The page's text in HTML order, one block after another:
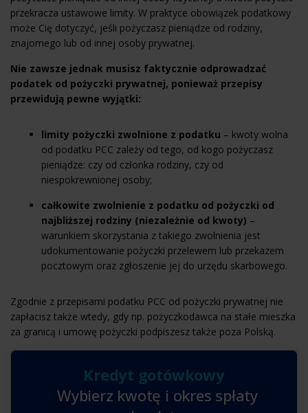
przekracza ustawowe limity. W praktyce obowiązek podatkowy
może Cię dotyczyć, jeśli pożyczasz pieniądze od rodziny,
znajomego lub od innej osoby prywatnej.
Nie zawsze jednak musisz faktycznie odprowadzać
podatek od pożyczki prywatnej, ponieważ przepisy
przewidują pewne wyjątki:
limity pożyczki zwolnione z podatku – kwoty wolna
od podatku PCC zależy od tego, od kogo pożyczasz
pieniądze: czy od członka rodziny, czy od
niespokrewnionej osoby;
całkowite zwolnienie z podatku od pożyczki od
najbliższej rodziny (niezależnie od kwoty) –
warunkiem skorzystania z takiego zwolnienia jest
udokumentowanie pożyczki przelewem lub przekazem
pocztowym oraz zgłoszenie jej do urzędu skarbowego.
Zgodnie z przepisami podatku PCC od pożyczki prywatnej nie
zapłacisz także wtedy, gdy np. pożyczkodawca na stałe mieszka
za granicą i umowę pożyczki podpiszesz także poza Polską.
Kredyt gotówkowy
Wybierz kwotę i okres spłaty